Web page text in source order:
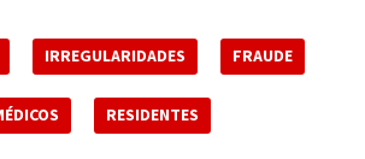
IRREGULARIDADES FRAUDE
RESIDENTES